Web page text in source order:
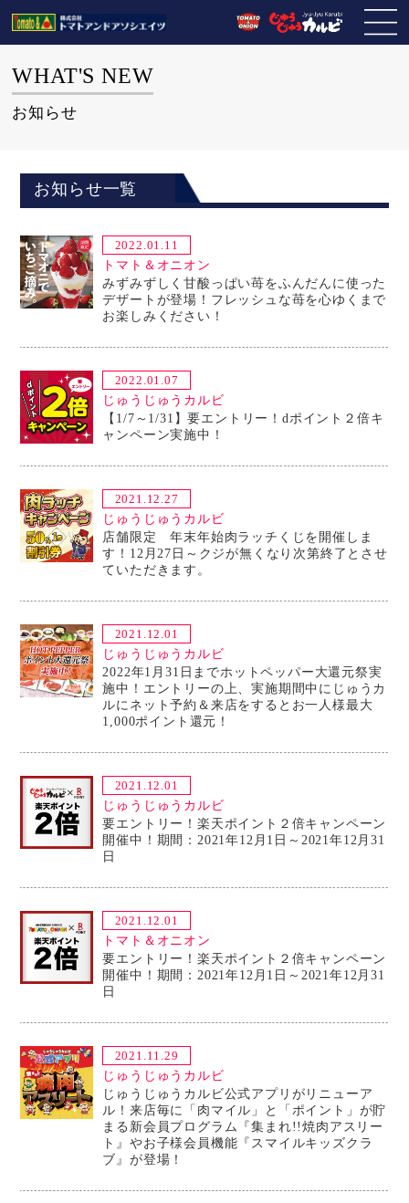
WHAT'S NEW
お知らせ
お知らせ一覧
2022.01.11
トマト＆オニオン
みずみずしく甘酸っぱい苺をふんだんに使った
デザートが登場！フレッシュな苺を心ゆくまで
お楽しみください！
2022.01.07
じゅうじゅうカルビ
【1/7～1/31】要エントリー！dポイント２倍キ
ャンペーン実施中！
2021.12.27
じゅうじゅうカルビ
店舗限定 年末年始肉ラッチくじを開催しま
す！12月27日～クジが無くなり次第終了とさせ
ていただきます。
2021.12.01
じゅうじゅうカルビ
2022年1月31日までホットペッパー大還元祭実
施中！エントリーの上、実施期間中にじゅうカ
ルにネット予約＆来店をするとお一人様最大
1,000ポイント還元！
2021.12.01
じゅうじゅうカルビ
要エントリー！楽天ポイント２倍キャンペーン
開催中！期間：2021年12月1日～2021年12月31
日
2021.12.01
トマト＆オニオン
要エントリー！楽天ポイント２倍キャンペーン
開催中！期間：2021年12月1日～2021年12月31
日
2021.11.29
じゅうじゅうカルビ
じゅうじゅうカルビ公式アプリがリニューア
ル！来店毎に「肉マイル」と「ポイント」が貯
まる新会員プログラム『集まれ!!焼肉アスリー
ト』やお子様会員機能『スマイルキッズクラ
ブ』が登場！